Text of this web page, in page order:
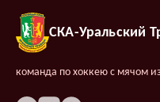
СКА-Уральский
команда по хоккею с мячом